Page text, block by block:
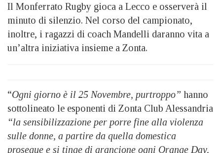
Il Monferrato Rugby gioca a Lecco e osserverà il
minuto di silenzio. Nel corso del campionato,
inoltre, i ragazzi di coach Mandelli daranno vita a
un’altra iniziativa insieme a Zonta.
“Ogni giorno è il 25 Novembre, purtroppo” hanno
sottolineato le esponenti di Zonta Club Alessandria
“la sensibilizzazione per porre fine alla violenza
sulle donne, a partire da quella domestica
prosegue e si tinge di arancione ogni Orange Day,